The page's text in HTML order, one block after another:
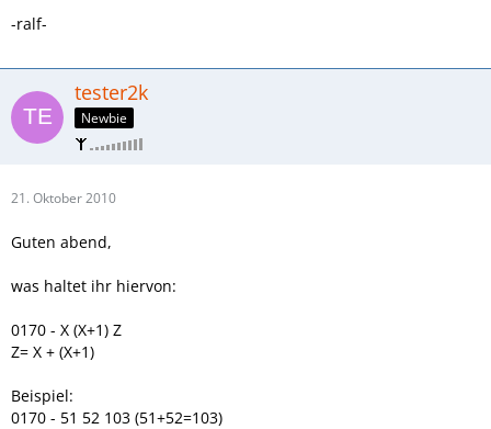
-ralf-
tester2k
Newbie
21. Oktober 2010
Guten abend,
was haltet ihr hiervon:
0170 - X (X+1) Z
Z= X + (X+1)
Beispiel:
0170 - 51 52 103 (51+52=103)